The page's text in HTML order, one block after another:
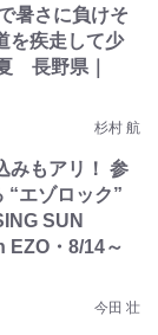
暑さに負けそ
を疾走して少
長野県｜
杉村 航
みもアリ！ 参
“エゾロック”
SUN
EZO・8/14～
今田 壮